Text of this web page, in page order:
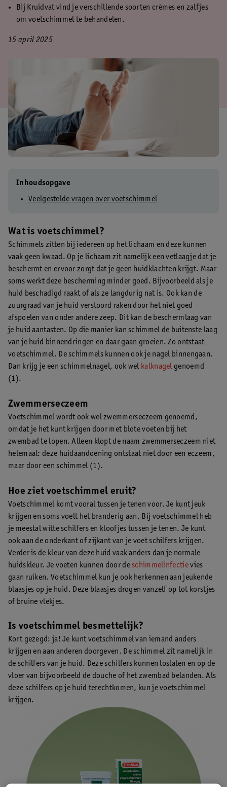
Bij Kruidvat vind je verschillende soorten crèmes en zalfjes
om voetschimmel te behandelen.
15 april 2025
Inhoudsopgave
Veelgestelde vragen over voetschimmel
Wat is voetschimmel?
Schimmels zitten bij iedereen op het lichaam en deze kunnen
vaak geen kwaad. Op je lichaam zit namelijk een vetlaagje dat je
beschermt en ervoor zorgt dat je geen huidklachten krijgt. Maar
soms werkt deze bescherming minder goed. Bijvoorbeeld als je
huid beschadigd raakt of als ze langdurig nat is. Ook kan de
zuurgraad van je huid verstoord raken door het niet goed
afspoelen van onder andere zeep. Dit kan de beschermlaag van
je huid aantasten. Op die manier kan schimmel de buitenste laag
van je huid binnendringen en daar gaan groeien. Zo ontstaat
voetschimmel. De schimmels kunnen ook je nagel binnengaan.
Dan krijg je een schimmelnagel, ook wel kalknagel genoemd
(1).
Zwemmerseczeem
Voetschimmel wordt ook wel zwemmerseczeem genoemd,
omdat je het kunt krijgen door met blote voeten bij het
zwembad te lopen. Alleen klopt de naam zwemmerseczeem niet
helemaal: deze huidaandoening ontstaat niet door een eczeem,
maar door een schimmel (1).
Hoe ziet voetschimmel eruit?
Voetschimmel komt vooral tussen je tenen voor. Je kunt jeuk
krijgen en soms voelt het branderig aan. Bij voetschimmel heb
je meestal witte schilfers en kloofjes tussen je tenen. Je kunt
ook aan de onderkant of zijkant van je voet schilfers krijgen.
Verder is de kleur van deze huid vaak anders dan je normale
huidskleur. Je voeten kunnen door de schimmelinfectievies
gaan ruiken. Voetschimmel kun je ook herkennen aan jeukende
blaasjes op je huid. Deze blaasjes drogen vanzelf op tot korstjes
of bruine vlekjes.
Is voetschimmel besmettelijk?
Kort gezegd: ja! Je kunt voetschimmel van iemand anders
krijgen en aan anderen doorgeven. De schimmel zit namelijk in
de schilfers van je huid. Deze schilfers kunnen loslaten en op de
vloer van bijvoorbeeld de douche of het zwembad belanden. Als
deze schilfers op je huid terechtkomen, kun je voetschimmel
krijgen.